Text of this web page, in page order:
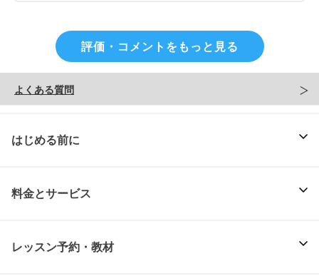
評価・コメントをもっと見る
よくある質問
はじめる前に
料金とサービス
レッスン予約・教材